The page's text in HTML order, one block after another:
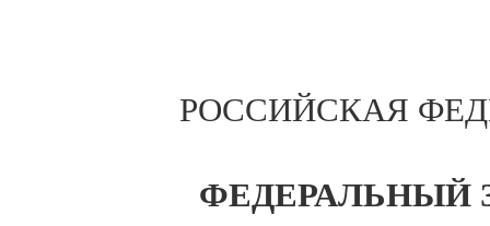
РОССИЙСКАЯ
ФЕДЕРАЛЬНЫЙ